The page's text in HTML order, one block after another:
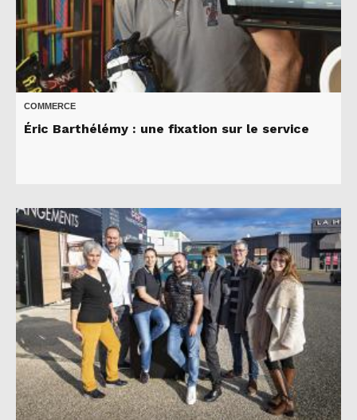
COMMERCE
Éric Barthélémy : une fixation sur le service